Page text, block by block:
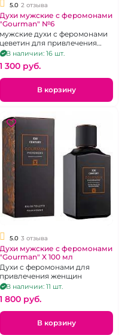
5.0 2 отзыва
Духи мужские с феромонами
"Gourman" №6
мужские духи с феромонами
цеветин для привлечения
женщин, 100 мл
В наличии: 16 шт.
1 300 pуб.
В корзину
5.0 3 отзыва
Духи мужские с феромонами
"Gourman" X 100 мл
Духи с феромонами для
привлечения женщин
В наличии: 11 шт.
1 800 pуб.
В корзину